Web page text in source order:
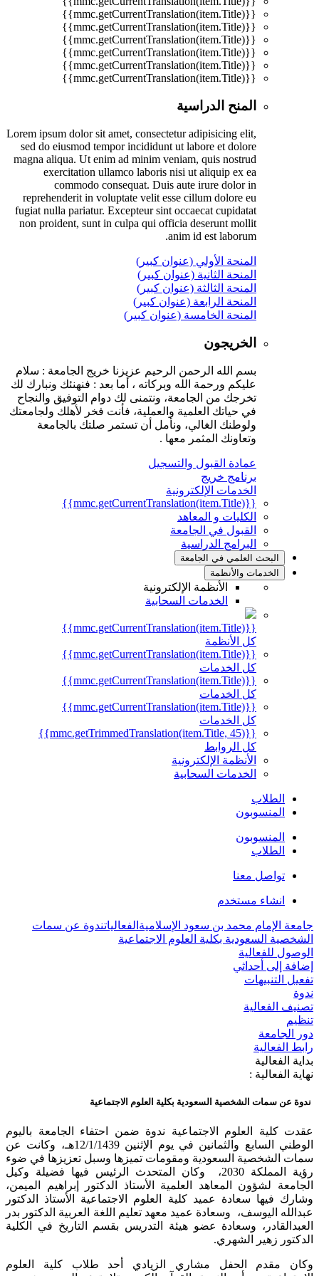
{{mmc.getCurrentTranslation(item.Title)}}
{{mmc.getCurrentTranslation(item.Title)}}
{{mmc.getCurrentTranslation(item.Title)}}
{{mmc.getCurrentTranslation(item.Title)}}
{{mmc.getCurrentTranslation(item.Title)}}
{{mmc.getCurrentTranslation(item.Title)}}
المنح الدراسية
Lorem ipsum dolor sit amet, consectetur adipisicing elit,
sed do eiusmod tempor incididunt ut labore et dolore
magna aliqua. Ut enim ad minim veniam, quis nostrud
exercitation ullamco laboris nisi ut aliquip ex ea
commodo consequat. Duis aute irure dolor in
reprehenderit in voluptate velit esse cillum dolore eu
fugiat nulla pariatur. Excepteur sint occaecat cupidatat
non proident, sunt in culpa qui officia deserunt mollit
anim id est laborum.
المنحة الأولي (عنوان كبير)
المنحة الثانية (عنوان كبير)
المنحة الثالثة (عنوان كبير)
المنحة الرابعة (عنوان كبير)
المنحة الخامسة (عنوان كبير)
الخريجون
بسم الله الرحمن الرحيم عزيزنا خريج الجامعة : سلام
عليكم ورحمة الله وبركاته ، أما بعد : فنهنئك ونبارك لك
تخرجك من الجامعة، ونتمنى لك دوام التوفيق والنجاح
في حياتك العلمية والعملية، فأنت فخر لأهلك ولجامعتك
ولوطنك الغالي، ونأمل أن تستمر صلتك بالجامعة
وتعاونك المثمر معها .
عمادة القبول والتسجيل
برنامج خريج
الخدمات الإلكترونية
{{mmc.getCurrentTranslation(item.Title)}}
الكليات و المعاهد
القبول في الجامعة
البرامج الدراسية
البحث العلمي في الجامعة
الخدمات والأنظمة
الأنظمة الإلكترونية
الخدمات السحابية
{{mmc.getCurrentTranslation(item.Title)}}
كل الأنظمة
{{mmc.getCurrentTranslation(item.Title)}}
كل الخدمات
{{mmc.getCurrentTranslation(item.Title)}}
كل الخدمات
{{mmc.getCurrentTranslation(item.Title)}}
كل الخدمات
{{mmc.getTrimmedTranslation(item.Title, 45)}}
كل الروابط
الأنظمة الإلكترونية
الخدمات السحابية
الطلاب
المنسوبون
المنسوبون
الطلاب
تواصل معنا
انشاء مستخدم
جامعة الإمام محمد بن سعود الإسلامية الفعالياتندوة عن سمات
الشخصية السعودية بكلية العلوم الاجتماعية
الوصول للفعالية
إضافة إلى أحداثي
تفعيل التنبيهات
ندوة
تصنيف الفعالية
تنظيم
دور الجامعة
رابط الفعالية
بداية الفعالية
نهاية الفعالية :
ندوة عن سمات الشخصية السعودية بكلية العلوم الاجتماعية
عقدت كلية العلوم الاجتماعية ندوة ضمن احتفاء الجامعة باليوم
الوطني السابع والثمانين في يوم الإثنين 12/1/1439هـ، وكانت عن
سمات الشخصية السعودية ومقومات تميزها وسبل تعزيزها في ضوء
رؤية المملكة 2030، وكان المتحدث الرئيس فيها فضيلة وكيل
الجامعة لشؤون المعاهد العلمية الأستاذ الدكتور إبراهيم الميمن،
وشارك فيها سعادة عميد كلية العلوم الاجتماعية الأستاذ الدكتور
عبدالله اليوسف، وسعادة عميد معهد تعليم اللغة العربية الدكتور بدر
العبدالقادر، وسعادة عضو هيئة التدريس بقسم التاريخ في الكلية
الدكتور زهير الشهري.
وكان مقدم الحفل مشاري الزيادي أحد طلاب كلية العلوم